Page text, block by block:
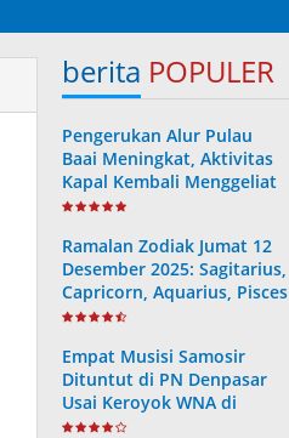
berita POPULER
Pengerukan Alur Pulau
Baai Meningkat, Aktivitas
Kapal Kembali Menggeliat
Ramalan Zodiak Jumat 12
Desember 2025: Sagitarius,
Capricorn, Aquarius, Pisces
– Karier, Keuangan, Cinta,
Empat Musisi Samosir
Dituntut di PN Denpasar
Usai Keroyok WNA di
Sanur